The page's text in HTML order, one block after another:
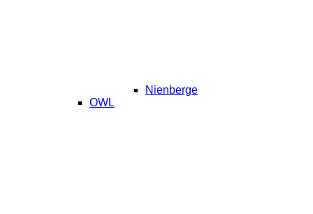
Nienberge
OWL